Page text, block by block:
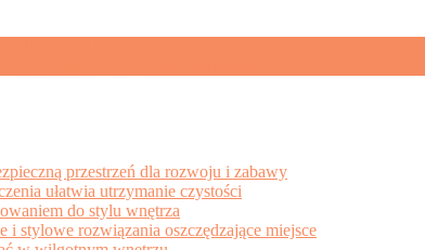
przestrzeń dla rozwoju i zabawy
ułatwia utrzymanie czystości
do stylu wnętrza
i stylowe rozwiązania oszczędzające miejsce